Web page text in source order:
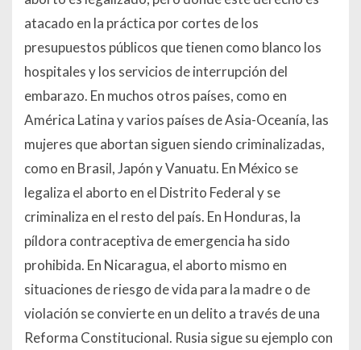
atacado en la práctica por cortes de los
presupuestos públicos que tienen como blanco los
hospitales y los servicios de interrupción del
embarazo. En muchos otros países, como en
América Latina y varios países de Asia-Oceanía, las
mujeres que abortan siguen siendo criminalizadas,
como en Brasil, Japón y Vanuatu. En México se
legaliza el aborto en el Distrito Federal y se
criminaliza en el resto del país. En Honduras, la
píldora contraceptiva de emergencia ha sido
prohibida. En Nicaragua, el aborto mismo en
situaciones de riesgo de vida para la madre o de
violación se convierte en un delito a través de una
Reforma Constitucional. Rusia sigue su ejemplo con